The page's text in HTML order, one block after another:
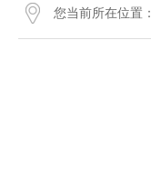
您当前所在位置：